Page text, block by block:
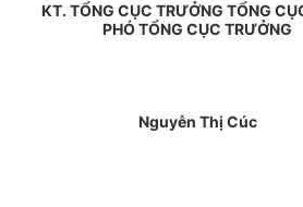
KT. TỔNG CỤC TRƯỞNG TỔNG
PHÓ TỔNG CỤC TRƯỞNG
Nguyễn Thị Cúc